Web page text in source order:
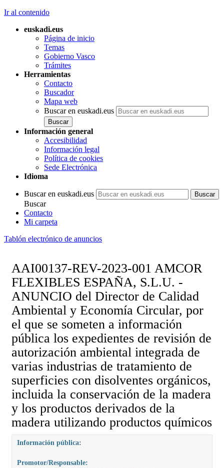
Ir al contenido
euskadi.eus
Página de inicio
Temas
Gobierno Vasco
Trámites
Herramientas
Contacto
Buscador
Mapa web
Buscar en euskadi.eus
Información general
Accesibilidad
Información legal
Política de cookies
Sede Electrónica
Idioma
Buscar en euskadi.eus
Buscar
Contacto
Mi carpeta
Tablón electrónico de anuncios
AAI00137-REV-2023-001 AMCOR
FLEXIBLES ESPAÑA, S.L.U. -
ANUNCIO del Director de Calidad
Ambiental y Economía Circular, por
el que se someten a información
pública los expedientes de revisión de
autorización ambiental integrada de
varias industrias de tratamiento de
superficies con disolventes orgánicos,
incluida la conservación de la madera
y los productos derivados de la
madera utilizando productos químicos
Información pública:
Promotor/Responsable: